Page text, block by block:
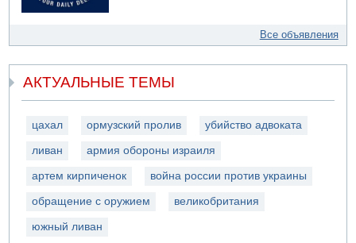
Все объявления
АКТУАЛЬНЫЕ ТЕМЫ
цахал ормузский пролив убийство адвоката
ливан армия обороны израиля
артем кирпиченок война россии против украины
обращение с оружием великобритания
южный ливан